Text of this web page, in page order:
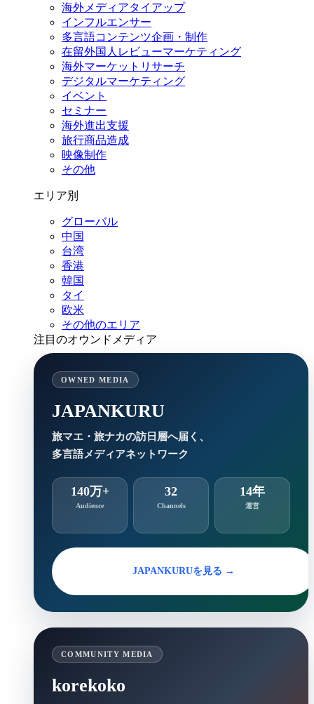
海外メディアタイアップ
インフルエンサー
多言語コンテンツ企画・制作
在留外国⼈レビューマーケティング
海外マーケットリサーチ
デジタルマーケティング
イベント
セミナー
海外進出支援
旅行商品造成
映像制作
その他
エリア別
グローバル
中国
台湾
香港
韓国
タイ
欧米
その他のエリア
注目のオウンドメディア
OWNED MEDIA
JAPANKURU
旅マエ・旅ナカの訪日層へ届く、
多言語メディアネットワーク
140万+
Audience
32
Channels
14年
運営
JAPANKURUを見る →
COMMUNITY MEDIA
korekoko